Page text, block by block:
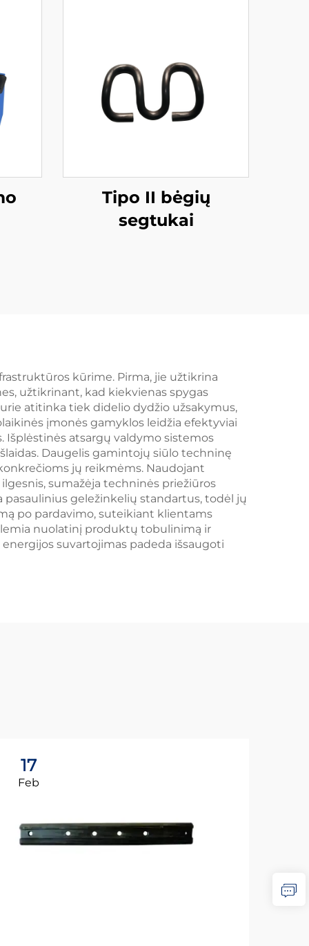
Tipo II bėgių
segtukai
kūrime. Pirma, jie užtikrina
užtikrinant, kad kiekvienas spygas
atitinka tiek didelio dydžio užsakymus,
įmonės gamyklos leidžia efektyviai
atsargų valdymo sistemos
Daugelis gamintojų siūlo techninę
jų reikmėms. Naudojant
sumažėja techninės priežiūros
geležinkelių standartus, todėl jų
po pardavimo, suteikiant klientams
nuolatinį produktų tobulinimą ir
suvartojimas padeda išsaugoti
17
Feb